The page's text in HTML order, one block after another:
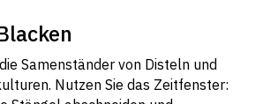
Samenständer von Disteln und
Nutzen Sie das Zeitfenster: